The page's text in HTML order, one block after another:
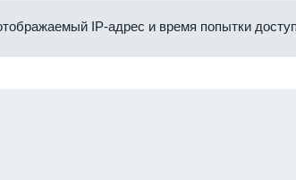
IP-адрес и время попытки